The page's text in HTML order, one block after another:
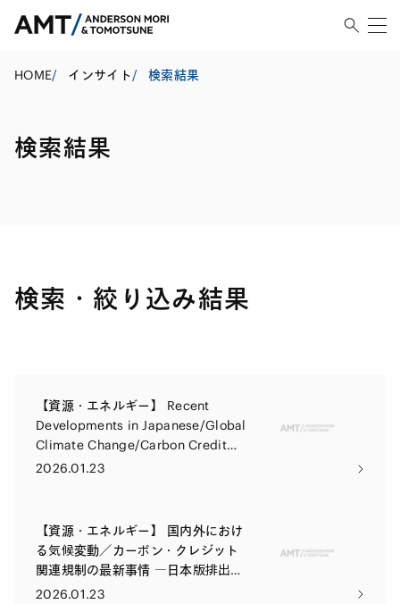
HOME/ インサイト/ 検索結果
検索結果
検索・絞り込み結果
【資源・エネルギー】 Recent
Developments in Japanese/Global
Climate Change/Carbon Credit
Regulations Focusing on
2026.01.23
【資源・エネルギー】 国内外におけ
る気候変動／カーボン・クレジット
関連規制の最新事情 ―日本版排出量
取引制度（GXETS）の整備等を踏ま
2026.01.23